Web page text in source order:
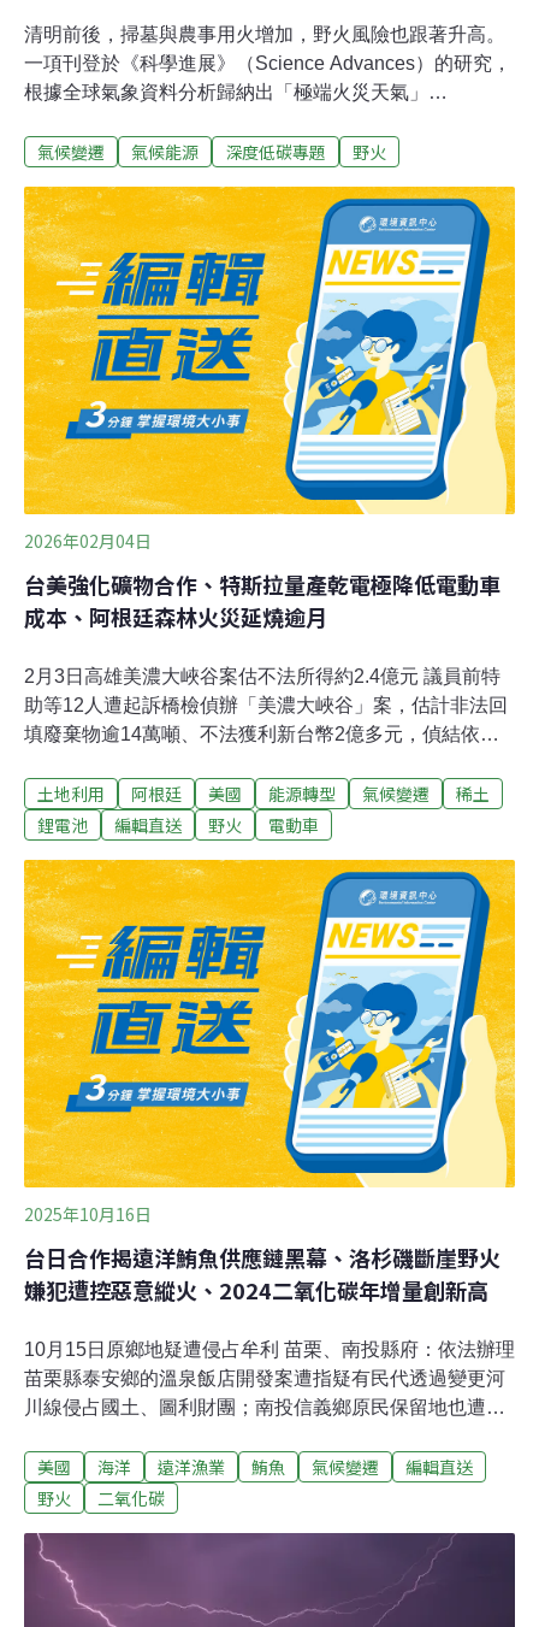
清明前後，掃墓與農事用火增加，野火風險也跟著升高。
一項刊登於《科學進展》（Science Advances）的研究，
根據全球氣象資料分析歸納出「極端火災天氣」
態，在過去近半個世紀大幅增加。南美洲每十年就增加17
災天氣增加 逾半與氣候變遷有關「極端火災天氣」的三大
成因是高溫、極度乾燥和強風，容易增加植被易燃性、促
進火勢蔓延，讓野火一發不可收拾。這份研究分析了1979
至2024年的全球氣象資料後發現，全球極端火災天氣天數
呈上升趨勢，其中以南美最嚴重，平均每十年約增加17
天。更麻煩的是，研究發現各國野火季節正逐漸重疊。研
究指出，大多地區的「同步火災天氣」（Synchronous
Fire Weather, SFW）明顯增加，多數增幅超過兩倍。研究
估計，其中有一半以上的增幅是人為
氣候變遷 氣候能源 深度低碳專題 野火
2026年02月04日
台美強化礦物合作、特斯拉量產乾電極降低電動車
成本、阿根廷森林火災延燒逾月
2月3日高雄美濃大峽谷案估不法所得約2.4億元 議員前特
助等12人遭起訴橋檢偵辦「美濃大峽谷」案，估計非法回
填廢棄物逾14萬噸、不法獲利新台幣2億多元，偵結依違
議員朱信強前特助石麗君等12人。（中央社報導）亞泥礦
場補辦環評 地方憂慮山崩悲劇礦業法修法後，亞洲水泥新
明會。居民憂心403強震後礦場周邊土石崩塌，採掘高度
降至海拔120公尺恐危及部落安全；亞泥則回應，已加強
監測、修正爆破等作業，將納入意見，完善環評。（聯合
報報導）
土地利用 阿根廷 美國 能源轉型 氣候變遷
稀土
鋰電池
編輯直送 野火 電動車
2025年10月16日
台日合作揭遠洋鮪魚供應鏈黑幕、洛杉磯斷崖野火
嫌犯遭控惡意縱火、2024二氧化碳年增量創新高
10月15日原鄉地疑遭侵占牟利 苗栗、南投縣府：依法辦理
苗栗縣泰安鄉的溫泉飯店開發案遭指疑有民代透過變更河
川線侵占國土、圖利財團；南投信義鄉原民保留地也遭民
週刊今天報導，前苗栗縣長徐耀昌卸任前核准的溫泉飯店
開發案，背後操盤者是立委高金素梅的侄子、泰安鄉民代
（中央社報導）民團指學專路樹木斷頭 高市府：依規範修
剪高雄護樹團體質疑楠梓區學專路由雨豆樹與樟樹交織成
的林蔭大道，遭粗暴斷頭修剪。市府今天回應表示，主要
美國 海洋 遠洋漁業 鮪魚 氣候變遷
編輯直送
野火
二氧化碳